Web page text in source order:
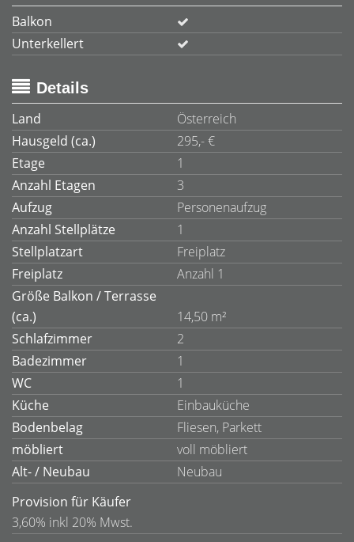
Balkon
Unterkellert
Details
Land
Österreich
Hausgeld (ca.)
295,- €
Etage
1
Anzahl Etagen
3
Aufzug
Personenaufzug
Anzahl Stellplätze
1
Stellplatzart
Freiplatz
Freiplatz
Anzahl 1
Größe Balkon / Terrasse
(ca.)
14,50 m²
Schlafzimmer
2
Badezimmer
1
WC
1
Küche
Einbauküche
Bodenbelag
Fliesen, Parkett
möbliert
voll möbliert
Alt- / Neubau
Neubau
Provision für Käufer
3,60% inkl 20% Mwst.